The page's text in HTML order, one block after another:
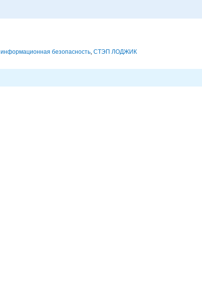
информационная безопасность, СТЭП ЛОДЖИК